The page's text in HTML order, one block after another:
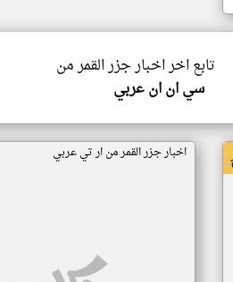
تابع اخر اخبار جزر القمر من
سي ان ان عربي
اخبار جزر القمر من ار تي عربي